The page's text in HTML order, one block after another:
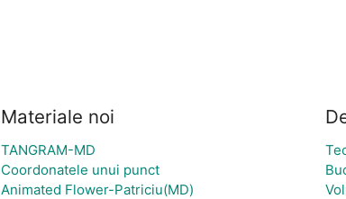
Materiale noi
TANGRAM-MD
Coordonatele unui punct
Animated Flower-Patriciu(MD)